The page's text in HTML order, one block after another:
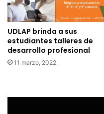
UDLAP brinda a sus
estudiantes talleres de
desarrollo profesional
11 marzo, 2022